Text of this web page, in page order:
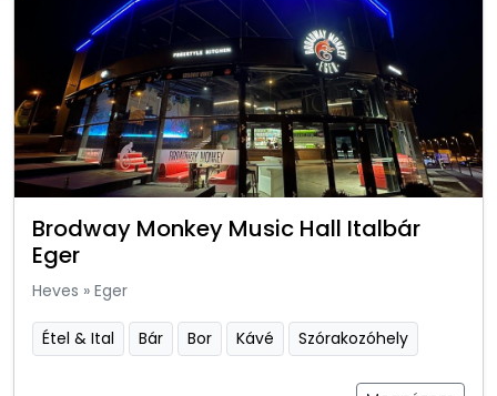
Brodway Monkey Music Hall Italbár
Eger
Heves » Eger
Étel & Ital Bár Bor Kávé Szórakozóhely